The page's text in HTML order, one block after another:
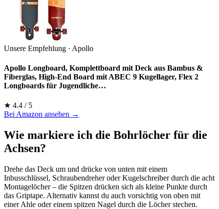
Unsere Empfehlung · Apollo
Apollo Longboard, Komplettboard mit Deck aus Bambus &
Fiberglas, High-End Board mit ABEC 9 Kugellager, Flex 2
Longboards für Jugendliche…
★ 4.4 / 5
Bei Amazon ansehen →
Wie markiere ich die Bohrlöcher für die
Achsen?
Drehe das Deck um und drücke von unten mit einem
Inbusschlüssel, Schraubendreher oder Kugelschreiber durch die acht
Montagelöcher – die Spitzen drücken sich als kleine Punkte durch
das Griptape. Alternativ kannst du auch vorsichtig von oben mit
einer Ahle oder einem spitzen Nagel durch die Löcher stechen.